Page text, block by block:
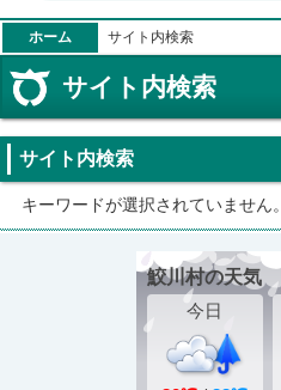
ホーム サイト内検索
サイト内検索
サイト内検索
キーワードが選択されていません。